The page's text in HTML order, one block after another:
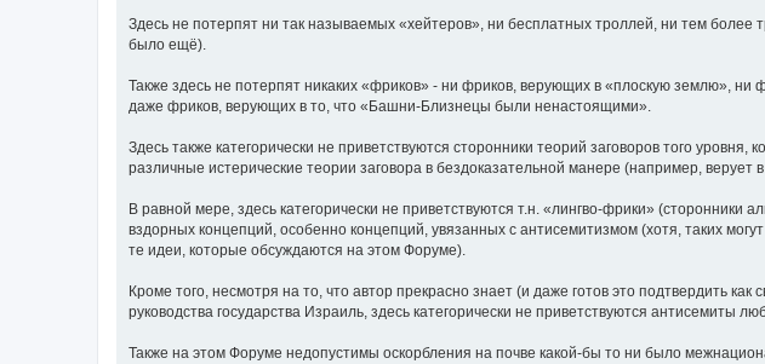
Здесь не потерпят ни так называемых «хейтеров», ни бесплатных троллей, ни тем более
было ещё).
Также здесь не потерпят никаких «фриков» - ни фриков, верующих в «плоскую землю»,
даже фриков, верующих в то, что «Башни-Близнецы были ненастоящими».
Здесь также категорически не приветствуются сторонники теорий заговоров того
различные истерические теории заговора в бездоказательной манере (например,
В равной мере, здесь категорически не приветствуются т.н. «лингво-фрики»
вздорных концепций, особенно концепций, увязанных с антисемитизмом (хотя, таких
те идеи, которые обсуждаются на этом Форуме).
Кроме того, несмотря на то, что автор прекрасно знает (и даже готов это подтвердить
руководства государства Израиль, здесь категорически не приветствуются антисемиты
Также на этом Форуме недопустимы оскорбления на почве какой-бы то ни было